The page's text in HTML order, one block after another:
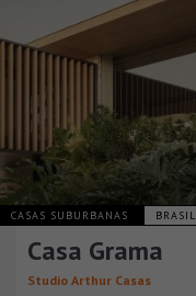
CASAS SUBURBANAS BRASIL
Casa Grama
Studio Arthur Casas